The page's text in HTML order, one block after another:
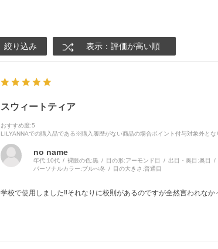
絞り込み 表示：評価が高い順
スウィートティア
おすすめ度:5
LILYANNAでの購入品である※購入履歴がない商品の場合ポイント付与対象外とな
no name
年代:10代 裸眼の色:黒 目の形:アーモンド目 出目・奥目:奥目
パーソナルカラー:ブルべ冬 目の大きさ:普通目
学校で使用しました‼️それなりに校則があるのですが全然言われな